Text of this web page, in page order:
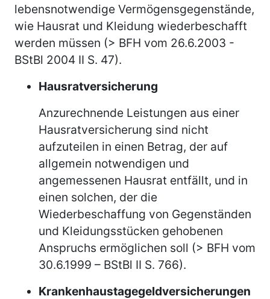
lebensnotwendige Vermögensgegenstände,
wie Hausrat und Kleidung wiederbeschafft
werden müssen (> BFH vom 26.6.2003 -
BStBl 2004 II S. 47).
Hausratversicherung
Anzurechnende Leistungen aus einer
Hausratversicherung sind nicht
aufzuteilen in einen Betrag, der auf
allgemein notwendigen und
angemessenen Hausrat entfällt, und in
einen solchen, der die
Wiederbeschaffung von Gegenständen
und Kleidungsstücken gehobenen
Anspruchs ermöglichen soll (> BFH vom
30.6.1999 – BStBl II S. 766).
Krankenhaustagegeldversicherungen